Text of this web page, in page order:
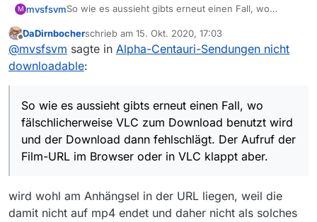
M mvsfsvmSo wie es aussieht gibts erneut einen Fall, wo
und der Download dann fehlschlägt. Der Aufruf der
Film-URL im Browser oder in VLC klappt aber.
Es sind alle Sendungen von Funk betroffen. Die
Sendungen sind unter ARD eingeordnet und lassen
sich nur an der URL erkennen.
Beispiel:
Offline
DaDirnbocherschrieb am 15. Okt. 2020, 17:03
zuletzt editiert von
@mvsfsvm sagte in Alpha-Centauri-Sendungen nicht
downloadable:
So wie es aussieht gibts erneut einen Fall, wo
fälschlicherweise VLC zum Download benutzt wird
und der Download dann fehlschlägt. Der Aufruf der
Film-URL im Browser oder in VLC klappt aber.
wird wohl am Anhängsel in der URL liegen, weil die
damit nicht auf mp4 endet und daher nicht als solches